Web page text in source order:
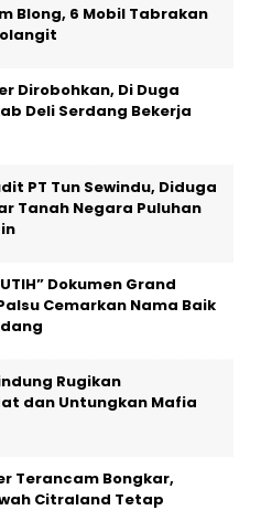
Blong, 6 Mobil Tabrakan
Dirobohkan, Di Duga
Deli Serdang Bekerja
PT Tun Sewindu, Diduga
Tanah Negara Puluhan
Dokumen Grand
Cemarkan Nama Baik
Rugikan
dan Untungkan Mafia
Terancam Bongkar,
Citraland Tetap